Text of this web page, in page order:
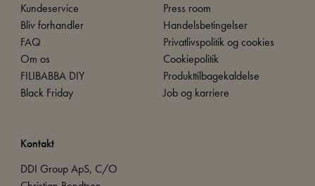
Kundeservice
Bliv forhandler
FAQ
Om os
FILIBABBA DIY
Black Friday
Press room
Handelsbetingelser
Privatlivspolitik og cookies
Cookiepolitik
Produkttilbagekaldelse
Job og karriere
Kontakt
DDI Group ApS, C/O